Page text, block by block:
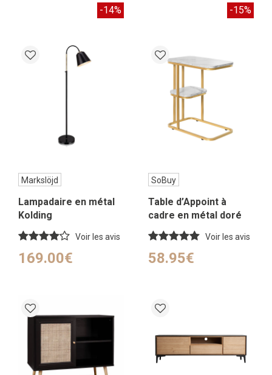
-14% -15%
Markslöjd
Lampadaire en métal
Kolding
Voir les avis
169.00€
SoBuy
Table d’Appoint à
cadre en métal doré
Voir les avis
58.95€